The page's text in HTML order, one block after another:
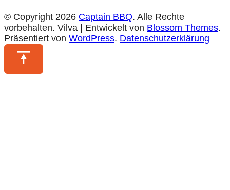
© Copyright 2026 Captain BBQ. Alle Rechte
vorbehalten. Vilva | Entwickelt von Blossom Themes.
Präsentiert von WordPress. Datenschutzerklärung